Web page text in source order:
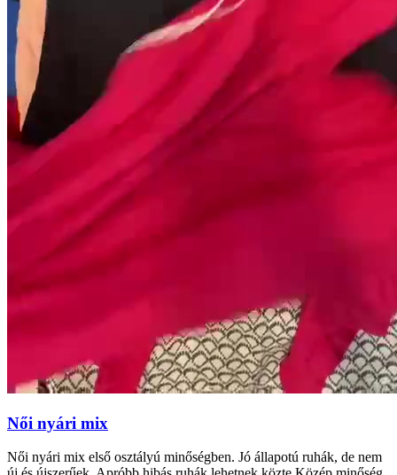
Női nyári mix
Női nyári mix első osztályú minőségben. Jó állapotú ruhák, de nem